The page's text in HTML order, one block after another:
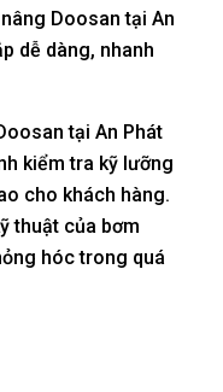
Doosan tại An
dễ dàng, nhanh
tại An Phát
kiểm tra kỹ lưỡng
cho khách hàng.
thuật của bơm
hóc trong quá